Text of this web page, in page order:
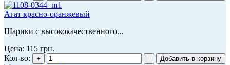
Агат красно-оранжевый
Шарики с высококачественного...
Цена: 115 грн.
Кол-во: